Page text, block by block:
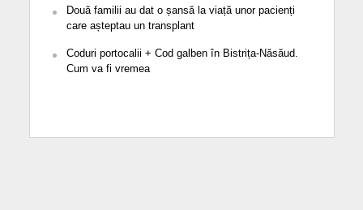
Două familii au dat o șansă la viață unor pacienți
care așteptau un transplant
Coduri portocalii + Cod galben în Bistrița-Năsăud.
Cum va fi vremea